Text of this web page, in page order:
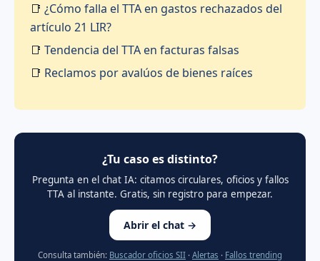
📑¿Cómo falla el TTA en gastos rechazados del
artículo 21 LIR?
📑Tendencia del TTA en facturas falsas
📑 Reclamos por avalúos de bienes raíces
¿Tu caso es distinto?
Pregunta en el chat IA: citamos circulares, oficios y fallos
TTA al instante. Gratis, sin registro para empezar.
Abrir el chat →
Consulta también: Buscador oficios SII · Alertas · Fallos trending